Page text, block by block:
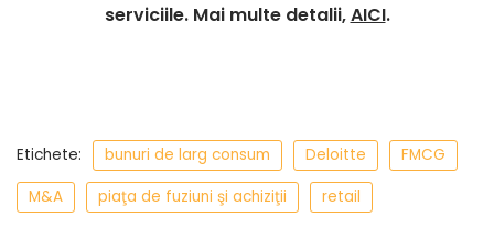
serviciile. Mai multe detalii,AICI.
Etichete: bunuri de larg consum Deloitte
FMCG
M&A
piaţa de fuziuni şi achiziţii retail